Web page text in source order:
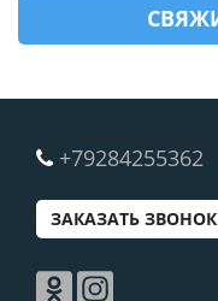
+79284255362
ЗАКАЗАТЬ ЗВОНОК